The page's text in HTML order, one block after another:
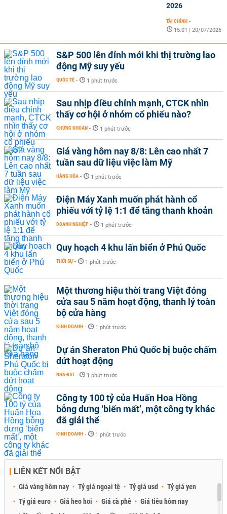
2026
TÀI CHÍNH -
15:01 | 20/07/2026
S&P 500 lên đỉnh mới khi thị trường lao
động Mỹ suy yếu
QUỐC TẾ - 1 phút trước
Sau nhịp điều chỉnh mạnh, CTCK nhìn
thấy cơ hội ở nhóm cổ phiếu nào?
CHỨNG KHOÁN - 1 phút trước
Giá vàng hôm nay 8/8: Lên cao nhất 7
tuần sau dữ liệu việc làm Mỹ
HÀNG HÓA - 1 phút trước
Điện Máy Xanh muốn phát hành cổ
phiếu với tỷ lệ 1:1 để tăng thanh khoản
DOANH NGHIỆP - 1 phút trước
Quy hoạch 4 khu lấn biển ở Phú Quốc
THỜI SỰ - 1 phút trước
Một thương hiệu thời trang Việt đóng
cửa sau 5 năm hoạt động, thanh lý toàn
bộ cửa hàng
KINH DOANH - 1 phút trước
Dự án Sheraton Phú Quốc bị buộc chấm
dứt hoạt động
NHÀ ĐẤT - 1 phút trước
Công ty 100 tỷ của Huấn Hoa Hồng
bỗng dưng ‘biến mất’, một công ty khác
đã giải thể
KINH DOANH - 1 phút trước
LIÊN KẾT NỔI BẬT
Giá vàng hôm nay Tỷ giá ngoại tệ Tỷ giá usd
Tỷ giá yen
Tỷ giá euro
Giá heo hơi Giá cà phê
Giá tiêu hôm nay